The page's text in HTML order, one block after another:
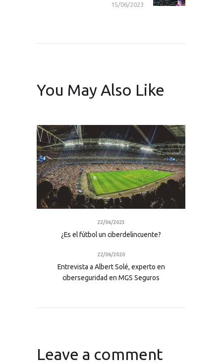
15/06/2023
You May Also Like
22/06/2023
¿Es el fútbol un ciberdelincuente?
22/06/2020
Entrevista a Albert Solé, experto en
ciberseguridad en MGS Seguros
Leave a comment